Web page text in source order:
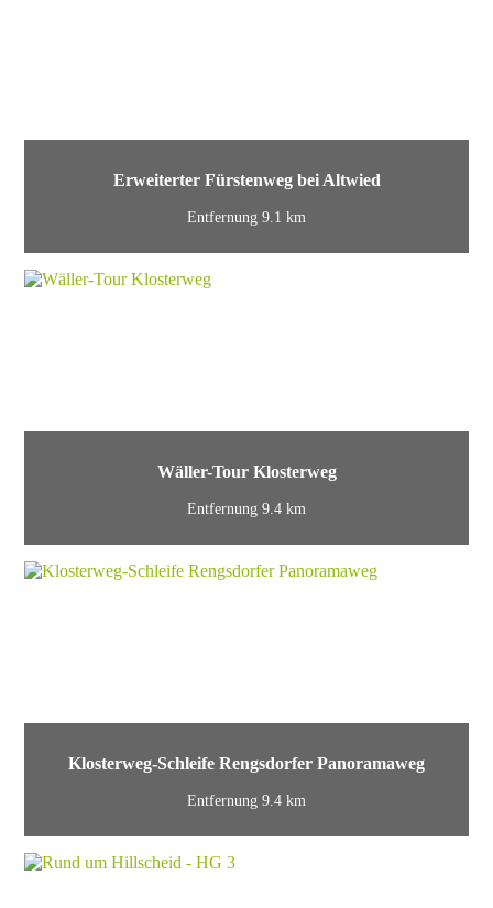
Erweiterter Fürstenweg bei Altwied
Entfernung 9.1 km
Wäller-Tour Klosterweg
Entfernung 9.4 km
Klosterweg-Schleife Rengsdorfer Panoramaweg
Entfernung 9.4 km